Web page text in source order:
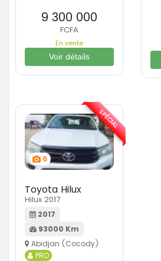
9 300 000
FCFA
En vente
Voir détails
6
Toyota Hilux
Hilux 2017
2017
93000 Km
Abidjan (Cocody)
PRO
SPÉCIAL